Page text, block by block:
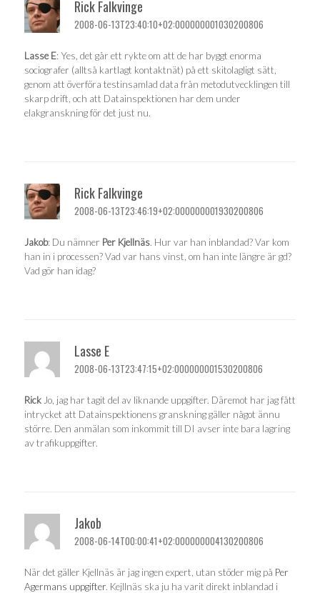
Rick Falkvinge
2008-06-13T23:40:10+02:000000001030200806
Lasse E: Yes, det går ett rykte om att de har byggt enorma
sociografer (alltså kartlagt kontaktnät) på ett skitolagligt sätt,
genom att överföra testinsamlad data från metodutvecklingen till
skarp drift, och att Datainspektionen har dem under
elakgranskning för det just nu.
Rick Falkvinge
2008-06-13T23:46:19+02:000000001930200806
Jakob: Du nämner Per Kjellnäs. Hur var han inblandad? Var kom
han in i processen? Vad var hans vinst, om han inte längre är gd?
Vad gör han idag?
Lasse E
2008-06-13T23:47:15+02:000000001530200806
Rick Jo, jag har tagit del av liknande uppgifter. Däremot har jag fått
intrycket att Datainspektionens granskning gäller något ännu
större. Den anmälan som inkommit till DI avser inte bara lagring
av trafikuppgifter.
Jakob
2008-06-14T00:00:41+02:000000004130200806
När det gäller Kjellnäs är jag ingen expert, utan stöder mig på Per
Agermans uppgifter. Kejllnäs ska ju ha varit direkt inblandad i